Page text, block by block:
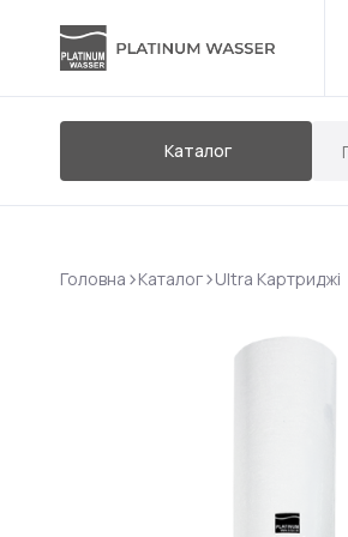
Каталог
Головна >Каталог>Ultra Картриджі